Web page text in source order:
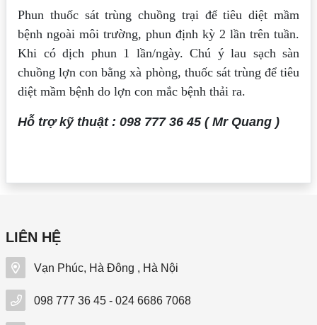
Phun thuốc sát trùng chuồng trại để tiêu diệt mầm
bệnh ngoài môi trường, phun định kỳ 2 lần trên tuần.
Khi có dịch phun 1 lần/ngày. Chú ý lau sạch sàn
chuồng lợn con bằng xà phòng, thuốc sát trùng để tiêu
diệt mầm bệnh do lợn con mắc bệnh thải ra.
Hỗ trợ kỹ thuật : 098 777 36 45 ( Mr Quang )
LIÊN HỆ
Vạn Phúc, Hà Đông , Hà Nội
098 777 36 45 - 024 6686 7068